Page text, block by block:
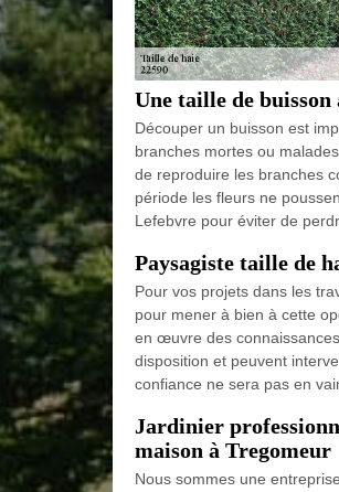
Une taille de buisson
Découper un buisson est
branches mortes ou
de reproduire les branches
période les fleurs ne
Lefebvre pour éviter de
Paysagiste taille de
Pour vos projets dans les
pour mener à bien à cette
en œuvre des
disposition et peuvent
confiance ne sera pas en
Jardinier
maison à Tregomeur
Nous sommes une